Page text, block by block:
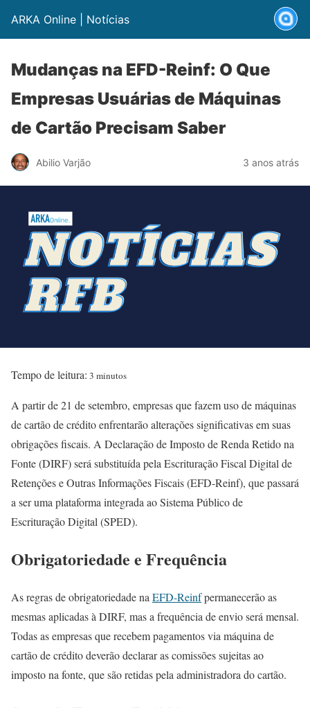
ARKA Online | Notícias
Mudanças na EFD-Reinf: O Que
Empresas Usuárias de Máquinas
de Cartão Precisam Saber
Abilio Varjão 3 anos atrás
Tempo de leitura: 3 minutos
A partir de 21 de setembro, empresas que fazem uso de máquinas
de cartão de crédito enfrentarão alterações significativas em suas
obrigações fiscais. A Declaração de Imposto de Renda Retido na
Fonte (DIRF) será substituída pela Escrituração Fiscal Digital de
Retenções e Outras Informações Fiscais (EFD-Reinf), que passará
a ser uma plataforma integrada ao Sistema Público de
Escrituração Digital (SPED).
Obrigatoriedade e Frequência
As regras de obrigatoriedade naEFD-Reinfpermanecerão as
mesmas aplicadas à DIRF, mas a frequência de envio será mensal.
Todas as empresas que recebem pagamentos via máquina de
cartão de crédito deverão declarar as comissões sujeitas ao
imposto na fonte, que são retidas pela administradora do cartão.